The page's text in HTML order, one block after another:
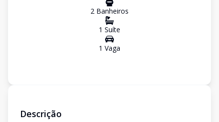
2 Banheiros
1 Suíte
1 Vaga
Descrição